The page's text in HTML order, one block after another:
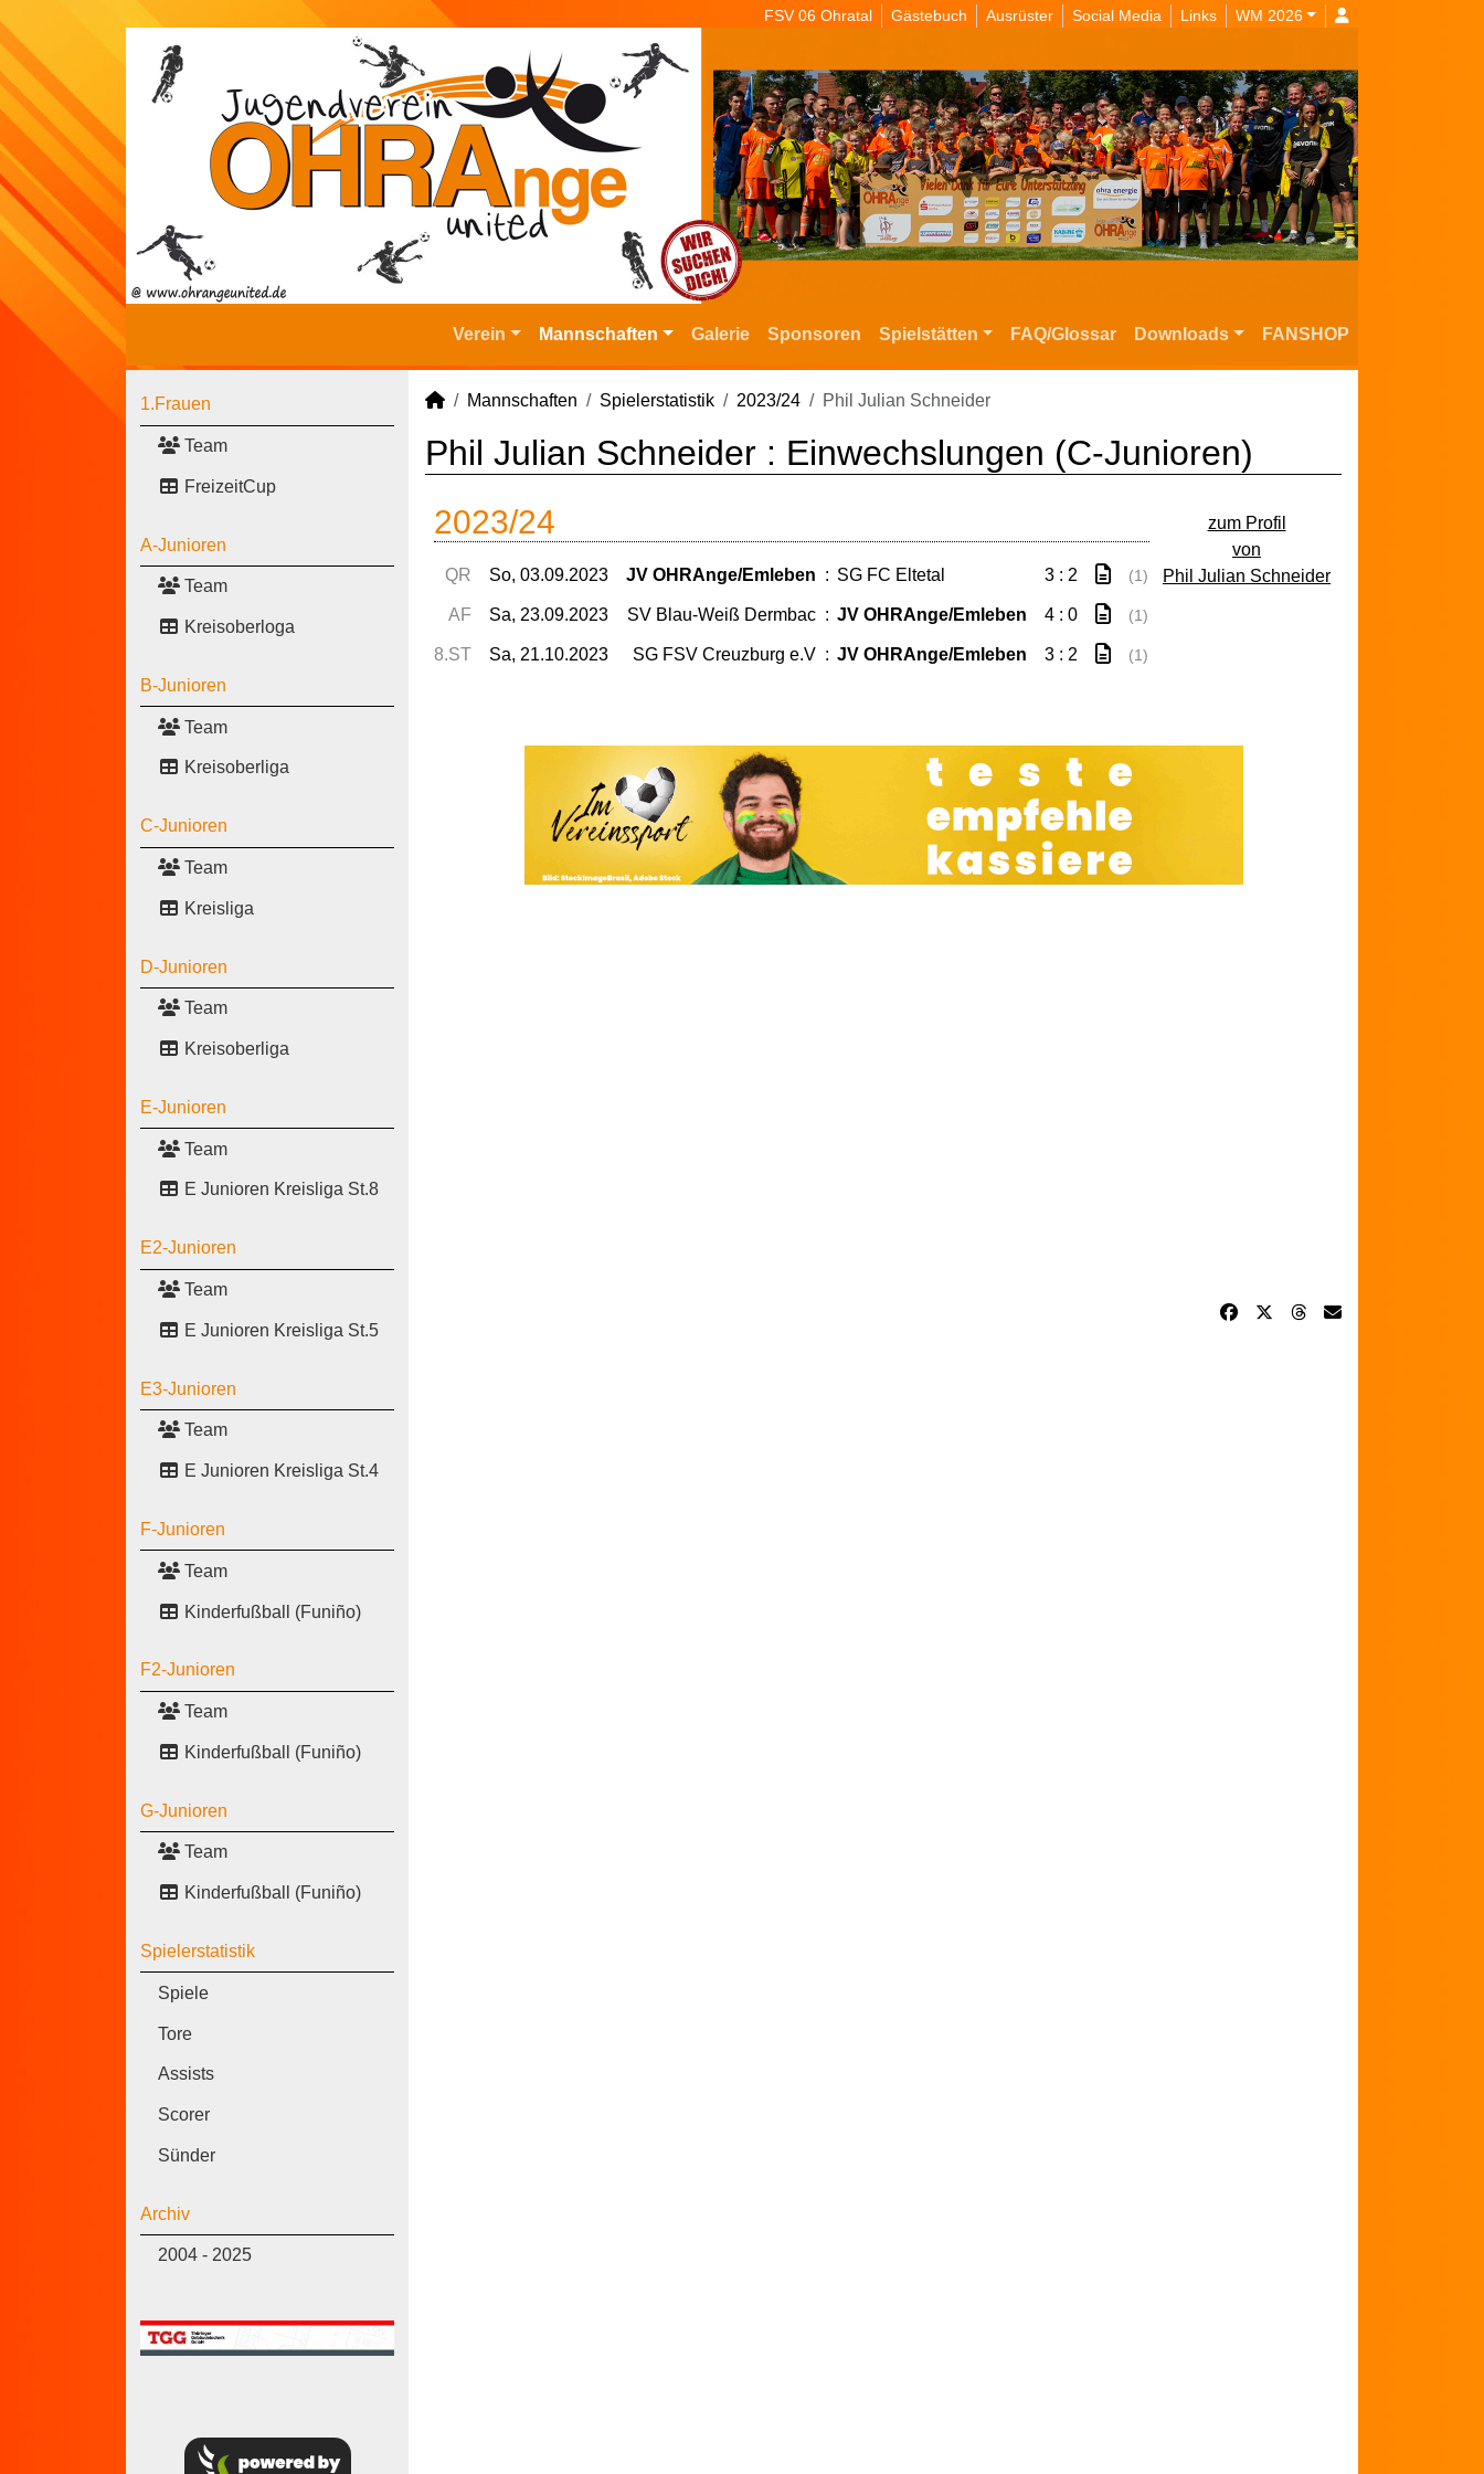
FSV 06 Ohratal Gästebuch Ausrüster Social Media Links WM 2026
Verein Mannschaften Galerie Sponsoren Spielstätten FAQ/Glossar Downloads FANSHOP
1.Frauen
Team
FreizeitCup
A-Junioren
Team
Kreisoberloga
B-Junioren
Team
Kreisoberliga
C-Junioren
Team
Kreisliga
D-Junioren
Team
Kreisoberliga
E-Junioren
Team
E Junioren Kreisliga St.8
E2-Junioren
Team
E Junioren Kreisliga St.5
E3-Junioren
Team
E Junioren Kreisliga St.4
F-Junioren
Team
Kinderfußball (Funiño)
F2-Junioren
Team
Kinderfußball (Funiño)
G-Junioren
Team
Kinderfußball (Funiño)
Spielerstatistik
Spiele
Tore
Assists
Scorer
Sünder
Archiv
2004 - 2025
Mannschaften Spielerstatistik 2023/24 Phil Julian Schneider
Phil Julian Schneider : Einwechslungen (C-Junioren)
zum Profil
von
Phil Julian Schneider
2023/24
QR So, 03.09.2023 JV OHRAnge/Emleben : SG FC Eltetal 3 : 2 (1)
AF Sa, 23.09.2023 SV Blau-Weiß Dermbac : JV OHRAnge/Emleben 4 : 0 (1)
8.ST Sa, 21.10.2023 SG FSV Creuzburg e.V : JV OHRAnge/Emleben 3 : 2 (1)